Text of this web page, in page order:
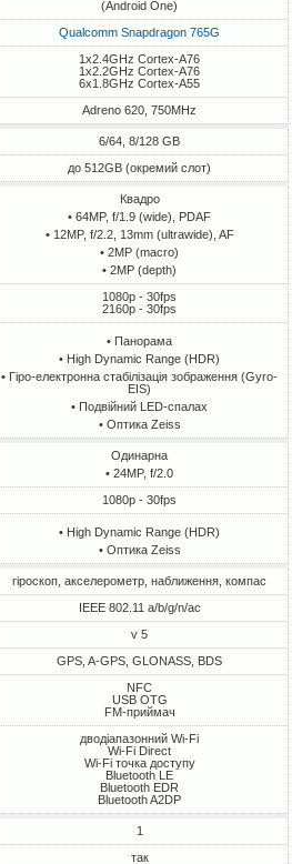
(Android One)
Qualcomm Snapdragon 765G
1x2.4GHz Cortex-A76
1x2.2GHz Cortex-A76
6x1.8GHz Cortex-A55
Adreno 620, 750MHz
6/64, 8/128 GB
до 512GB (окремий слот)
Квадро
• 64MP, f/1.9 (wide), PDAF
• 12MP, f/2.2, 13mm (ultrawide), AF
• 2MP (macro)
• 2MP (depth)
1080p - 30fps
2160p - 30fps
• Панорама
• High Dynamic Range (HDR)
• Гіро-електронна стабілізація зображення (Gyro-
EIS)
• Подвійний LED-спалах
• Оптика Zeiss
Одинарна
• 24MP, f/2.0
1080p - 30fps
• High Dynamic Range (HDR)
• Оптика Zeiss
гіроскоп, акселерометр, наближення, компас
IEEE 802.11 a/b/g/n/ac
v 5
GPS, A-GPS, GLONASS, BDS
NFC
USB OTG
FM-приймач
дводіапазонний Wi-Fi
Wi-Fi Direct
Wi-Fi точка доступу
Bluetooth LE
Bluetooth EDR
Bluetooth A2DP
1
так